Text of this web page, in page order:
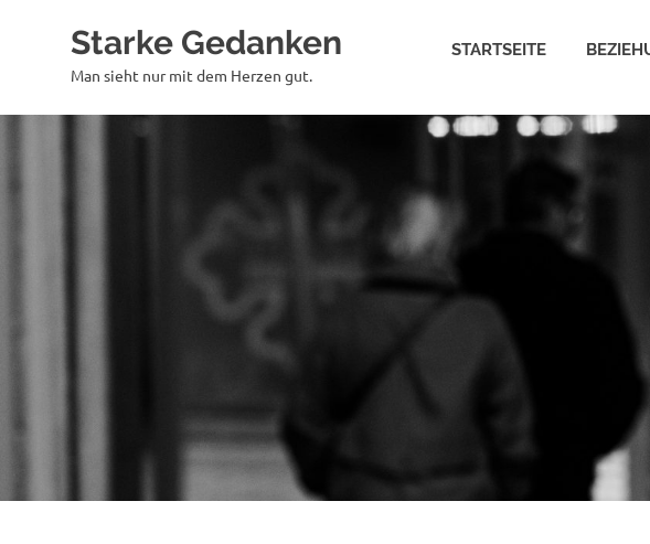
Starke Gedanken
Man sieht nur mit dem Herzen gut.
STARTSEITE